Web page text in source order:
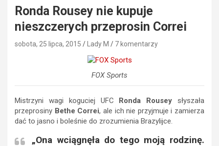
Ronda Rousey nie kupuje
nieszczerych przeprosin Correi
sobota, 25 lipca, 2015 Lady M 7 komentarzy
FOX Sports
Mistrzyni wagi koguciej UFC Ronda Rousey słyszała
przeprosiny Bethe Correi, ale ich nie przyjmuje i zamierza
dać to jasno i boleśnie do zrozumienia Brazylijce.
„Ona wciągnęła do tego moją rodzinę.